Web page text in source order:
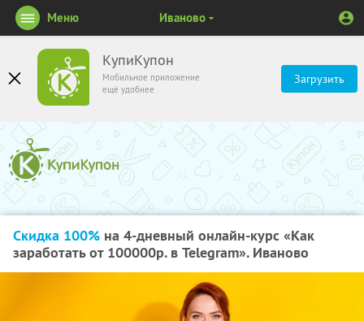
КупиКупон
Мобильное приложение
ещё удобнее
Загрузить
Меню Иваново
Скидка 100% на 4-дневный онлайн-курс «Как
заработать от 100000р. в Telegram». Иваново